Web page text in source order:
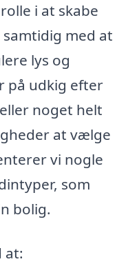
i at skabe
med at
lys og
på udkig efter
noget helt
at vælge
vi nogle
som
bolig.
at: